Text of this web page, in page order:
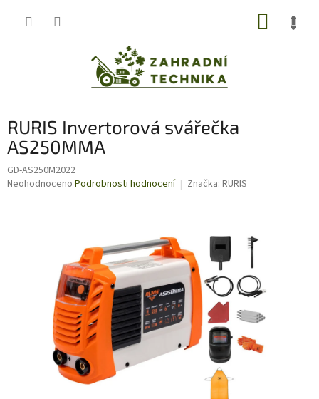
RURIS Invertorová svářečka
AS250MMA
GD-AS250M2022
Průměrné
Neohodnoceno Podrobnosti hodnocení Značka: RURIS